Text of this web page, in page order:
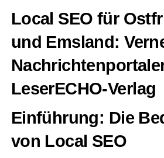
Local SEO für
und Ems­land:
LeserECHO-Verlag
Ein­füh­rung: Die
von Local SEO